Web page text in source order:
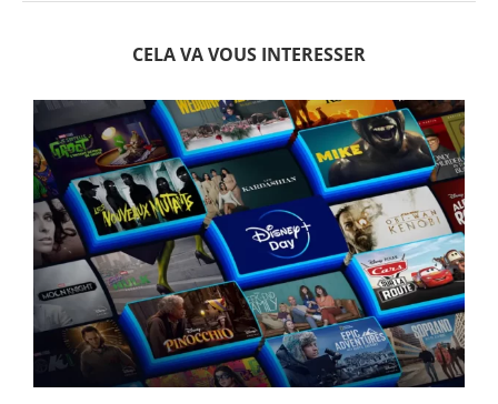
CELA VA VOUS INTERESSER